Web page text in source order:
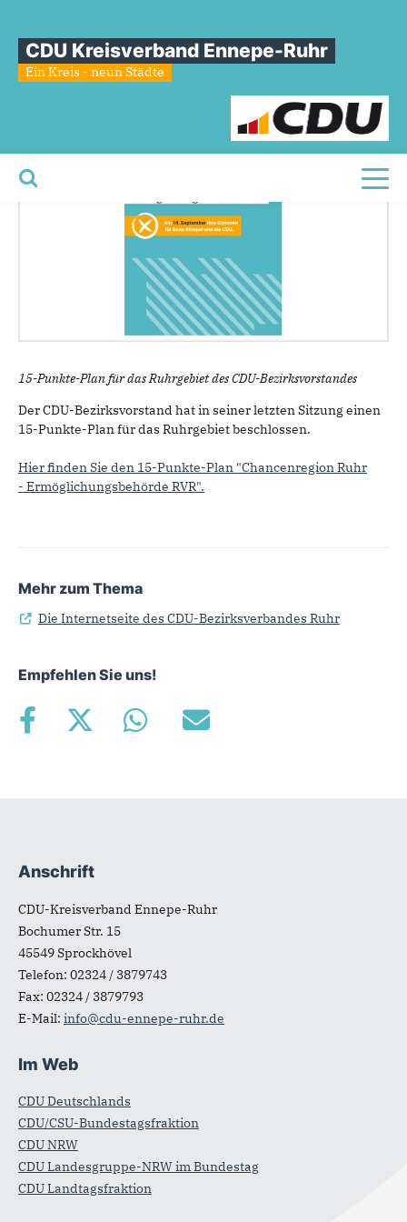
CDU Kreisverband Ennepe-Ruhr
Ein Kreis - neun Städte
Sie sind hier
ChancenregionRuhr-
Ermöglichungsbehörde
15-Punkte-Plan für das Ruhrgebiet des CDU-Bezirksvorstandes
Der CDU-Bezirksvorstand hat in seiner letzten Sitzung einen
15-Punkte-Plan für das Ruhrgebiet beschlossen.
Hier finden Sie den 15-Punkte-Plan "Chancenregion Ruhr
- Ermöglichungsbehörde RVR".
Mehr zum Thema
Die Internetseite des CDU-Bezirksverbandes Ruhr
Empfehlen Sie uns!
Fußbereich
Anschrift
CDU-Kreisverband Ennepe-Ruhr
Bochumer Str. 15
45549Sprockhövel
Telefon: 02324 / 3879743
Fax: 02324 / 3879793
E-Mail: info@cdu-ennepe-ruhr.de
Im Web
CDU Deutschlands
CDU/CSU-Bundestagsfraktion
CDU NRW
CDU Landesgruppe-NRW im Bundestag
CDU Landtagsfraktion